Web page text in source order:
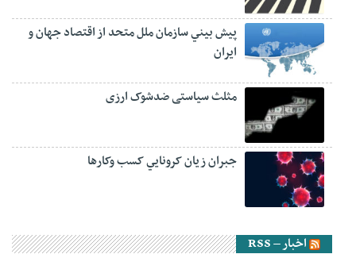
پيش‏ بيني سازمان ملل متحد از اقتصاد جهان و
ايران
مثلث سیاستی ضدشوک ارزی
جبران زيان کرونايي کسب وکارها
اخبار – RSS